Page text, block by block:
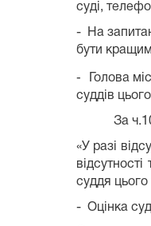
суді,
-
На
бути
-
Голова
суддів
За
«У разі
суддя цього
- Оцінка